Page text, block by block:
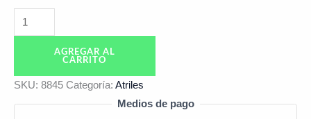
AGREGAR AL
CARRITO
SKU: 8845 Categoría: Atriles
Medios de pago